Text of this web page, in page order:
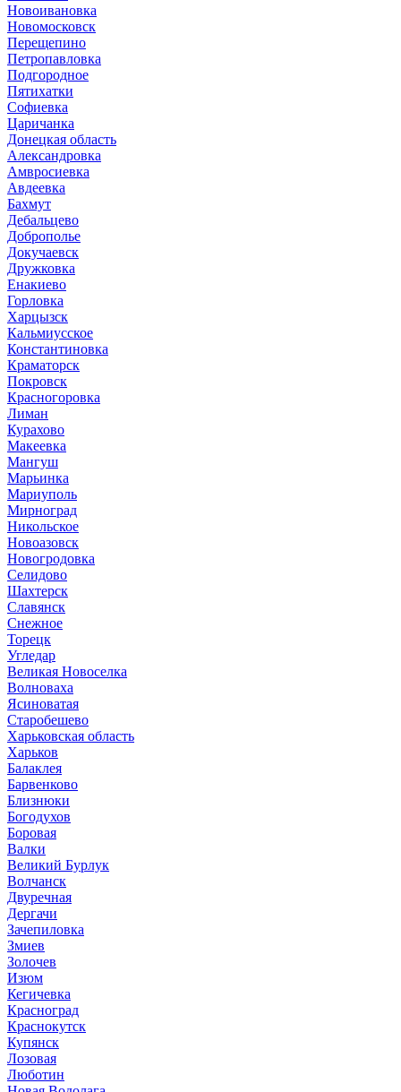
Новоивановка
Новомосковск
Перещепино
Петропавловка
Подгородное
Пятихатки
Софиевка
Царичанка
Донецкая область
Александровка
Амвросиевка
Авдеевка
Бахмут
Дебальцево
Доброполье
Докучаевск
Дружковка
Енакиево
Горловка
Харцызск
Кальмиусское
Константиновка
Краматорск
Покровск
Красногоровка
Лиман
Курахово
Макеевка
Мангуш
Марьинка
Мариуполь
Мирноград
Никольское
Новоазовск
Новогродовка
Селидово
Шахтерск
Славянск
Снежное
Торецк
Угледар
Великая Новоселка
Волноваха
Ясиноватая
Старобешево
Харьковская область
Харьков
Балаклея
Барвенково
Близнюки
Богодухов
Боровая
Валки
Великий Бурлук
Волчанск
Двуречная
Дергачи
Зачепиловка
Змиев
Золочев
Изюм
Кегичевка
Красноград
Краснокутск
Купянск
Лозовая
Люботин